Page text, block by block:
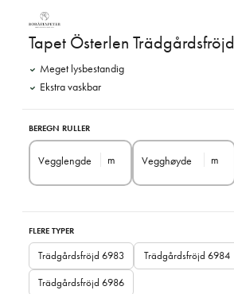
Tapet Österlen
Meget lysbestandig
Ekstra vaskbar
BEREGN RULLER
Vegglengde m Vegghøyde m
FLERE TYPER
Trädgårdsfröjd 6983
Trädgårdsfröjd 6984
Trädgårdsfröjd 6986